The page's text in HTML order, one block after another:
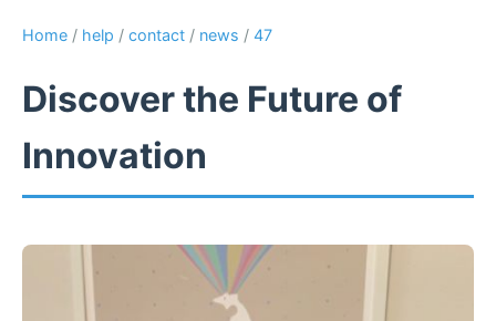
Home / help / contact / news / 47
Discover the Future of
Innovation